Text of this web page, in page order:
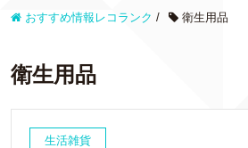
おすすめ情報レコランク / 衛生用品
衛生用品
生活雑貨